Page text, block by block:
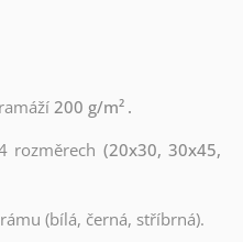
200 g/m² .
rozměrech (20x30, 30x45,
(bílá, černá, stříbrná).